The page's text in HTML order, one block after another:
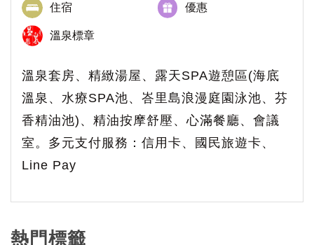
住宿 優惠
溫泉標章
溫泉套房、精緻湯屋、露天SPA遊憩區(海底
溫泉、水療SPA池、峇里島浪漫庭園泳池、芬
香精油池)、精油按摩舒壓、心滿餐廳、會議
室。多元支付服務：信用卡、國民旅遊卡、
Line Pay
熱門標籤